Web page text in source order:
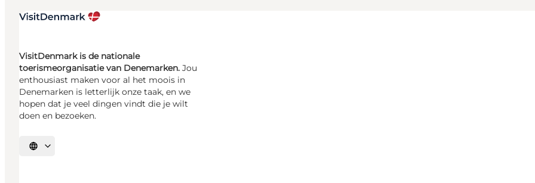
VisitDenmark is de nationale
toerismeorganisatie van Denemarken. Jou
enthousiast maken voor al het moois in
Denemarken is letterlijk onze taak, en we
hopen dat je veel dingen vindt die je wilt
doen en bezoeken.
Selecteer taal